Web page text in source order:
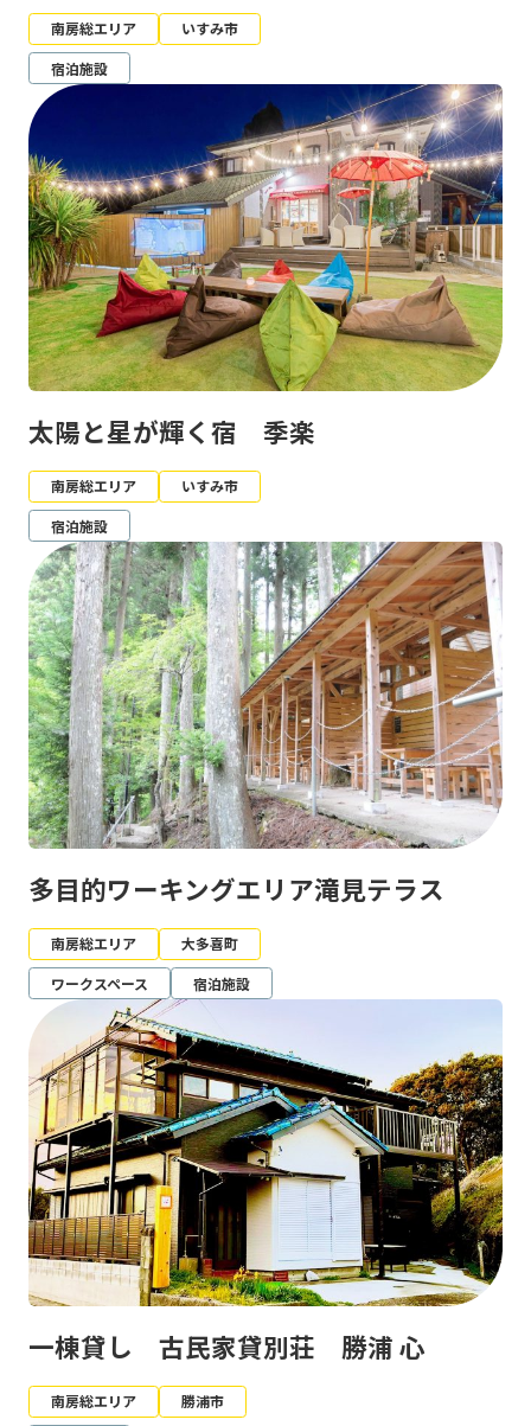
南房総エリア
いすみ市
宿泊施設
太陽と星が輝く宿 季楽
南房総エリア
いすみ市
宿泊施設
多目的ワーキングエリア滝見テラス
南房総エリア
大多喜町
ワークスペース
宿泊施設
一棟貸し 古民家貸別荘 勝浦 心
南房総エリア 勝浦市